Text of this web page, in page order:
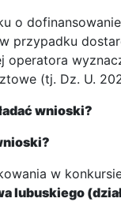
o
przypadku
operatora
(tj. Dz. U.
wnioski?
w
lubuskiego